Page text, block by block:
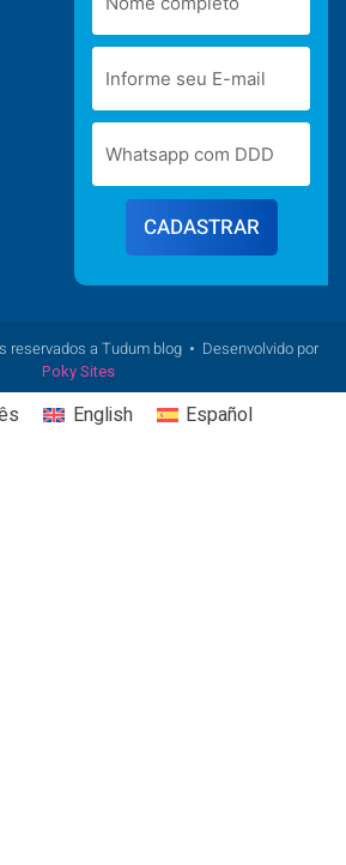
CADASTRAR
reservados a Tudum blog • Desenvolvido por
Poky Sites
English Español